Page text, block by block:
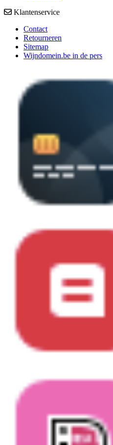
Klantenservice
Contact
Retourneren
Sitemap
Wijndomein.be in de pers